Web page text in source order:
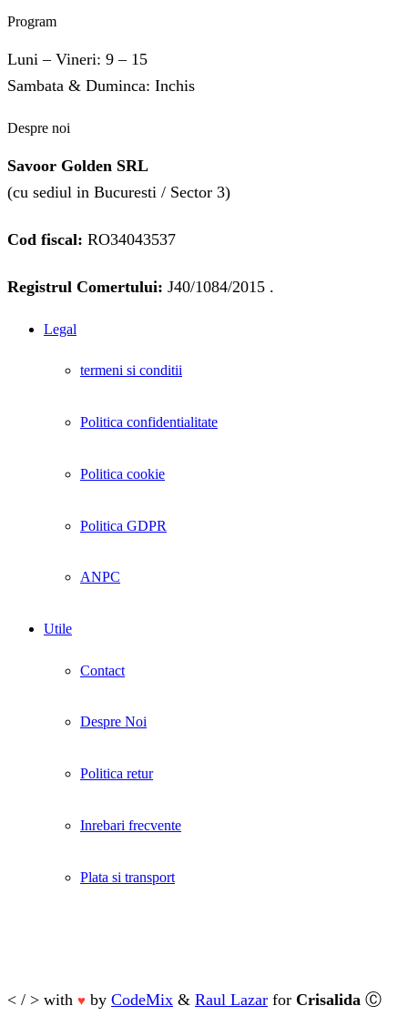
Program
Luni – Vineri: 9 – 15
Sambata & Duminca: Inchis
Despre noi
Savoor Golden SRL
(cu sediul in Bucuresti / Sector 3)
Cod fiscal: RO34043537
Registrul Comertului: J40/1084/2015 .
Legal
termeni si conditii
Politica confidentialitate
Politica cookie
Politica GDPR
ANPC
Utile
Contact
Despre Noi
Politica retur
Inrebari frecvente
Plata si transport
< / > with ♥ by CodeMix & Raul Lazar for Crisalida Ⓒ